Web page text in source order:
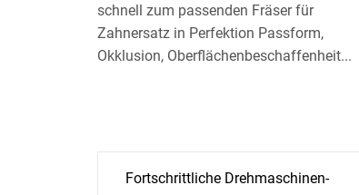
schnell zum passenden Fräser für
Zahnersatz in Perfektion Passform,
Okklusion, Oberflächenbeschaffenheit...
Beitragsnavigation
Fortschrittliche Drehmaschinen-